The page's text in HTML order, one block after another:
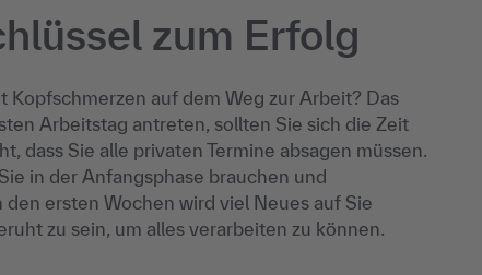
zum Erfolg
auf dem Weg zur Arbeit? Das
Arbeitstag antreten, sollten Sie sich die Zeit
dass Sie alle privaten Termine absagen müssen.
in der Anfangsphase brauchen und
ersten Wochen wird viel Neues auf Sie
zu sein, um alles verarbeiten zu können.